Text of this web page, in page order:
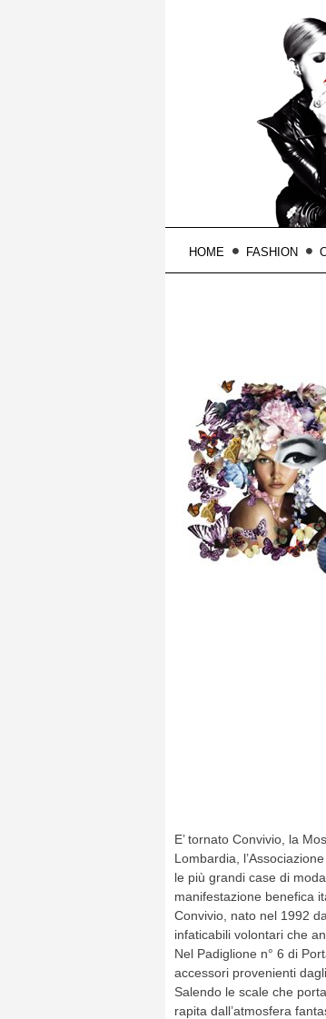
HOME FASHION
E’ tornato Convivio, la
Lombardia,
le più grandi case di
manifestazione benefica
Convivio, nato nel 1992
infaticabili volontari che
Nel Padiglione n° 6 di
accessori provenienti
Salendo le scale che
rapita dall’atmosfera